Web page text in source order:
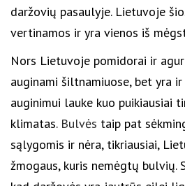
daržovių pasaulyje. Lietuvoje
vertinamos ir yra vienos iš
Nors Lietuvoje pomidorai ir
auginami šiltnamiuose, bet yra
auginimui lauke kuo puikiausiai
klimatas. Bulvės taip pat
sąlygomis ir nėra, tikriausiai,
žmogaus, kuris nemėgtų bulvių.